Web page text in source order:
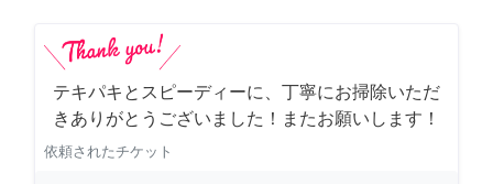
テキパキとスピーディーに、丁寧にお掃除いただ
きありがとうございました！またお願いします！
依頼されたチケット